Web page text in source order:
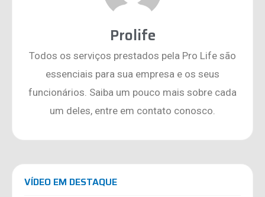
Prolife
Todos os serviços prestados pela Pro Life são
essenciais para sua empresa e os seus
funcionários. Saiba um pouco mais sobre cada
um deles, entre em contato conosco.
VÍDEO EM DESTAQUE